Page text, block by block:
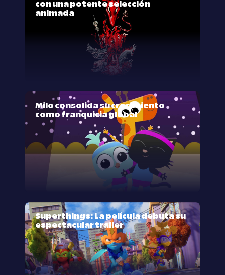
con una potente selección
animada
Milo consolida su crecimiento
como franquicia global
Superthings: La película debuta su
espectacular trailer